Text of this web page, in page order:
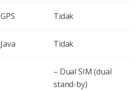
GPS Tidak
Java Tidak
– Dual SIM (dual
stand-by)